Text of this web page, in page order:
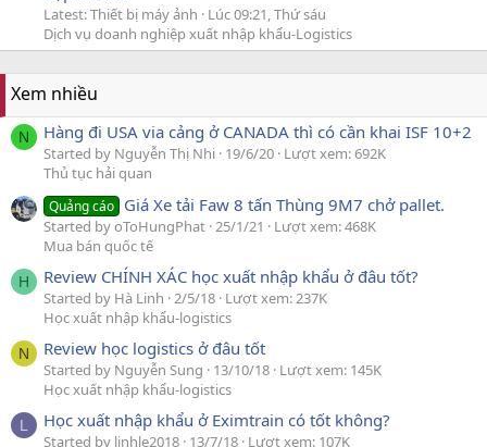
Latest: Thiết bị máy ảnh
Lúc 09:21, Thứ sáu
Dịch vụ doanh nghiệp xuất nhập khẩu-Logistics
Xem nhiều
N Hàng đi USA via cảng ở CANADA thì có cần khai ISF 10+2
Started by Nguyễn Thị Nhi 19/6/20 Lượt xem: 692K
Thủ tục hải quan
Quảng cáo Giá Xe tải Faw 8 tấn Thùng 9M7 chở pallet.
Started by oToHungPhat 25/1/21
Lượt xem: 468K
Mua bán quốc tế
H Review CHÍNH XÁC học xuất nhập khẩu ở đâu tốt?
Started by Hà Linh 2/5/18 Lượt xem: 237K
Học xuất nhập khẩu-logistics
N Review học logistics ở đâu tốt
Started by Nguyễn Sung 13/10/18 Lượt xem: 145K
Học xuất nhập khẩu-logistics
L Học xuất nhập khẩu ở Eximtrain có tốt không?
Started by linhle2018 13/7/18 Lượt xem: 107K